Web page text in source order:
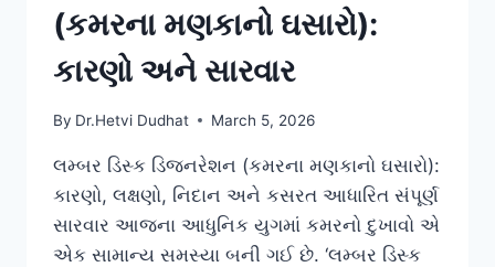
(કમરના મણકાનો ઘસારો):
કારણો અને સારવાર
By Dr.Hetvi Dudhat March 5, 2026
લમ્બર ડિસ્ક ડિજનરેશન (કમરના મણકાનો ઘસારો):
કારણો, લક્ષણો, નિદાન અને કસરત આધારિત સંપૂર્ણ
સારવાર આજના આધુનિક યુગમાં કમરનો દુખાવો એ
એક સામાન્ય સમસ્યા બની ગઈ છે. ‘લમ્બર ડિસ્ક